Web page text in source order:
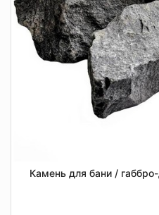
Камень для бани /